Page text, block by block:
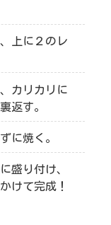
上に２のレ
カリカリに
返す。
に焼く。
盛り付け、
けて完成！